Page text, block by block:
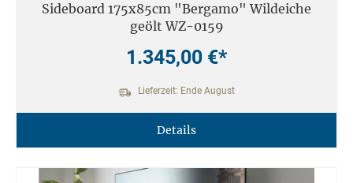
Sideboard 175x85cm "Bergamo" Wildeiche
geölt WZ-0159
1.345,00 €*
Lieferzeit: Ende August
Details